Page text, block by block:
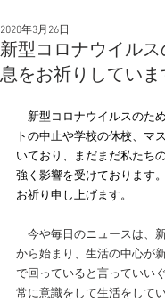
新型コロナウイル
息をお祈りしていま
2020年3月26日
新型コロナウイルスのた
トの中止や学校の休校、マ
いており、まだまだ私たち
強く影響を受けております
お祈り申し上げます。
今や毎日のニュースは、
から始まり、生活の中心が
で回っていると言っていい
常に意識をして生活をして